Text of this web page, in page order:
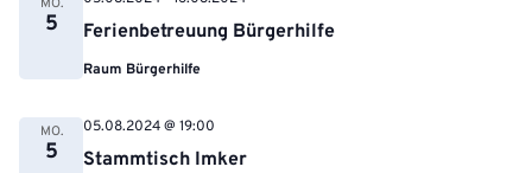
MO.
5 Ferienbetreuung Bürgerhilfe
Raum Bürgerhilfe
MO.
5 Stammtisch Imker
05.08.2024 @ 19:00